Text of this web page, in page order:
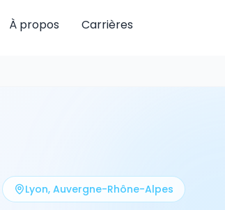
À propos Carrières
Lyon, Auvergne-Rhône-Alpes